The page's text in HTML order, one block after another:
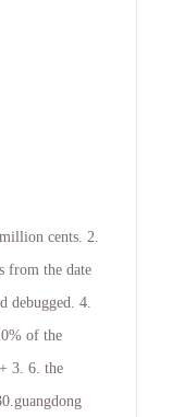
cents. 2.
from the date
debugged. 4.
of the
3. 6. the